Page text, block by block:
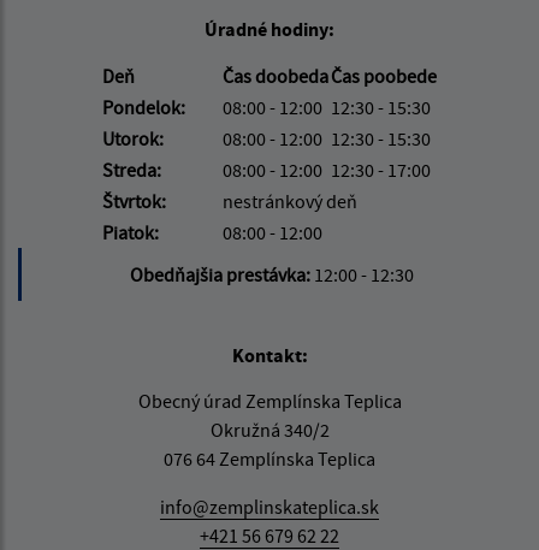
Úradné hodiny:
Deň
Čas doobedaČas poobede
Pondelok:
08:00 - 12:00 12:30 - 15:30
Utorok:
08:00 - 12:00 12:30 - 15:30
Streda:
08:00 - 12:00 12:30 - 17:00
Štvrtok:
nestránkový deň
Piatok:
08:00 - 12:00
Obedňajšia prestávka: 12:00 - 12:30
Kontakt:
Obecný úrad Zemplínska Teplica
Okružná 340/2
076 64 Zemplínska Teplica
info@zemplinskateplica.sk
+421 56 679 62 22